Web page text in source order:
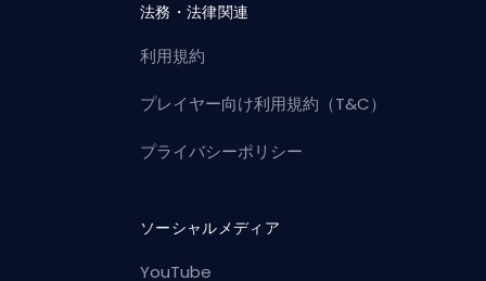
法務・法律関連
利用規約
プレイヤー向け利用規約（T&C）
プライバシーポリシー
ソーシャルメディア
YouTube